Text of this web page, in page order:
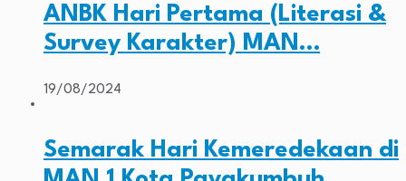
ANBK Hari Pertama (Literasi &
Survey Karakter) MAN…
19/08/2024
Semarak Hari Kemeredekaan di